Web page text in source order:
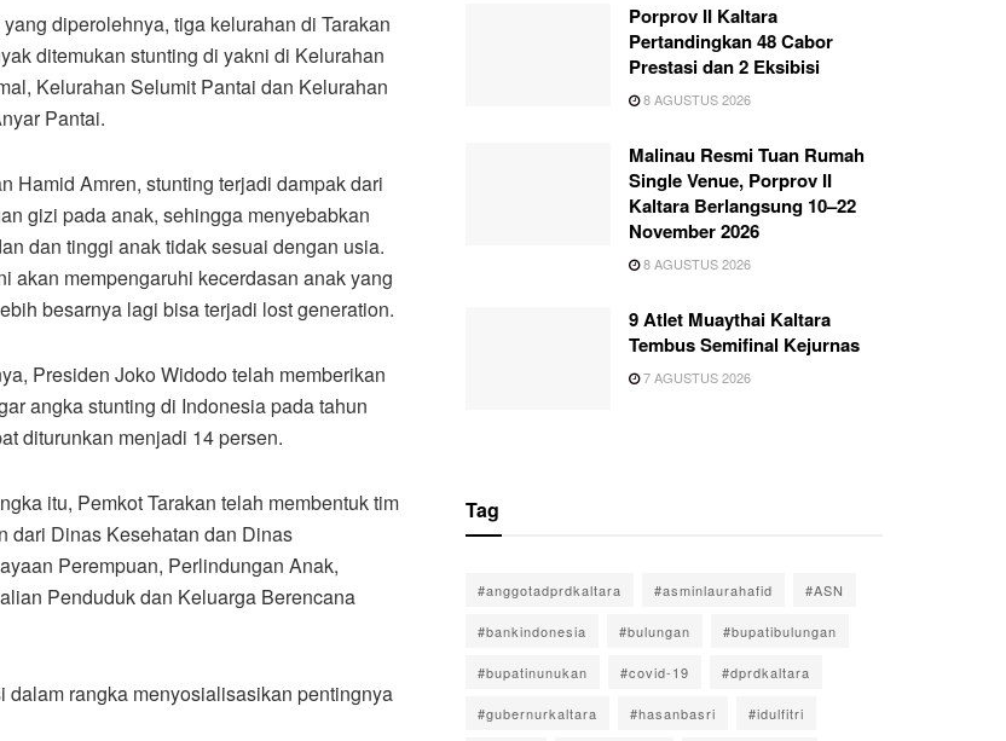
yang diperolehnya, tiga kelurahan di Tarakan
ditemukan stunting di yakni di Kelurahan
Kelurahan Selumit Pantai dan Kelurahan
Pantai.
Hamid Amren, stunting terjadi dampak dari
gizi pada anak, sehingga menyebabkan
dan tinggi anak tidak sesuai dengan usia.
akan mempengaruhi kecerdasan anak yang
besarnya lagi bisa terjadi lost generation.
Presiden Joko Widodo telah memberikan
angka stunting di Indonesia pada tahun
diturunkan menjadi 14 persen.
itu, Pemkot Tarakan telah membentuk tim
dari Dinas Kesehatan dan Dinas
Perempuan, Perlindungan Anak,
Penduduk dan Keluarga Berencana
rangka menyosialisasikan pentingnya
Porprov II Kaltara
Pertandingkan 48 Cabor
Prestasi dan 2 Eksibisi
8 AGUSTUS 2026
Malinau Resmi Tuan Rumah
Single Venue, Porprov II
Kaltara Berlangsung 10–22
November 2026
8 AGUSTUS 2026
9 Atlet Muaythai Kaltara
Tembus Semifinal Kejurnas
7 AGUSTUS 2026
Tag
#anggotadprdkaltara #asminlaurahafid #ASN
#bankindonesia #bulungan #bupatibulungan
#bupatinunukan #covid-19 #dprdkaltara
#gubernurkaltara #hasanbasri #idulfitri